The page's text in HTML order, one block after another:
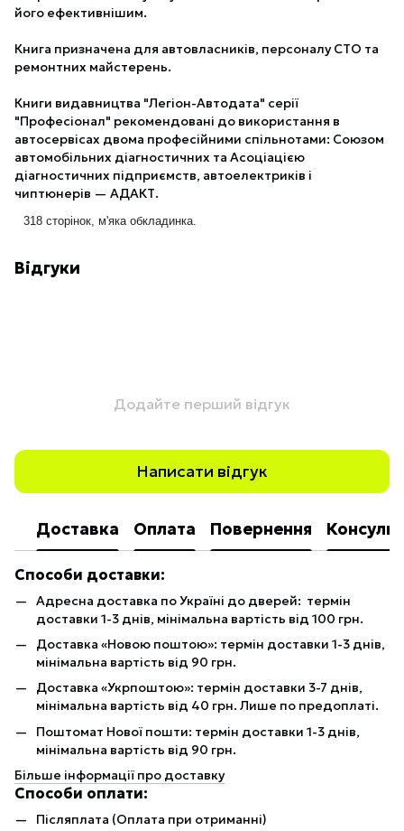
його ефективнішим.
Книга призначена для автовласників, персоналу СТО та
ремонтних майстерень.
Книги видавництва "Легіон-Автодата" серії
"Професіонал" рекомендовані до використання в
автосервісах двома професійними спільнотами: Союзом
автомобільних діагностичних та Асоціацією
діагностичних підприємств, автоелектриків і
чиптюнерів — АДАКТ.
318 сторінок, м'яка обкладинка.
Відгуки
Додайте перший відгук
Написати відгук
Доставка Оплата Повернення
Способи доставки:
Адресна доставка по Україні до дверей: термін
доставки 1-3 днів, мінімальна вартість від 100 грн.
Доставка «Новою поштою»: термін доставки 1-3 днів,
мінімальна вартість від 90 грн.
Доставка «Укрпоштою»: термін доставки 3-7 днів,
мінімальна вартість від 40 грн. Лише по предоплаті.
Поштомат Нової пошти: термін доставки 1-3 днів,
мінімальна вартість від 90 грн.
Більше інформації про доставку
Способи оплати:
Післяплата (Оплата при отриманні)